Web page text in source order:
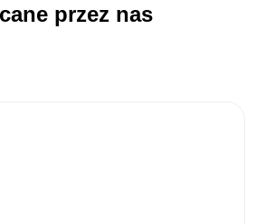
przez nas